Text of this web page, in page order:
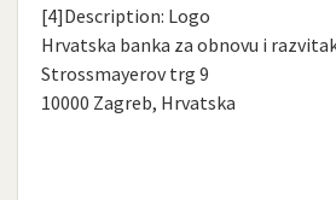
[4]Description: Logo
Hrvatska banka za obnovu i
Strossmayerov trg 9
10000 Zagreb, Hrvatska